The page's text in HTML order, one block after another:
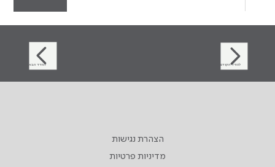
למדד הבא למדד הקודם
הצהרת נגישות
מדיניות פרטיות